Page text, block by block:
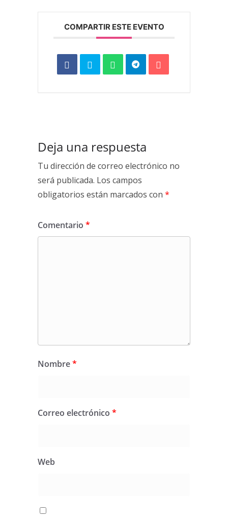
COMPARTIR ESTE EVENTO
Deja una respuesta
Tu dirección de correo electrónico no
será publicada. Los campos
obligatorios están marcados con *
Comentario *
Nombre*
Correo electrónico *
Web